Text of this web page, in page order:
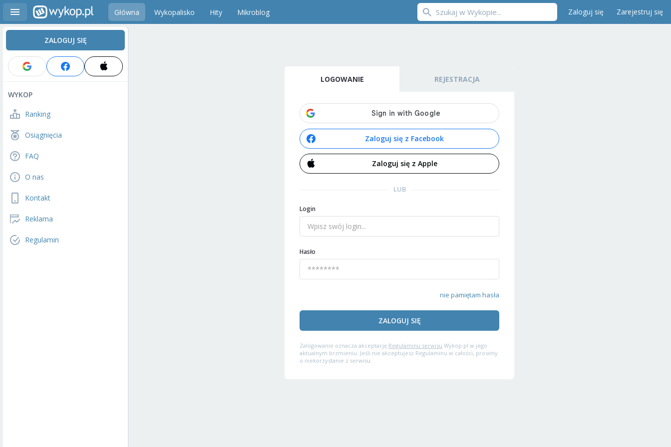
Główna Wykopalisko Hity Mikroblog Zaloguj się Zarejestruj się
ZALOGUJ SIĘ
WYKOP
Ranking
Osiągnięcia
FAQ
O nas
Kontakt
Reklama
Regulamin
LOGOWANIE REJESTRACJA
Zaloguj się z Facebook
Zaloguj się z Apple
LUB
Login
Hasło
nie pamiętam hasła
ZALOGUJ SIĘ
Zalogowanie oznacza akceptację Regulaminu serwisu Wykop.pl w jego
aktualnym brzmieniu. Jeśli nie akceptujesz Regulaminu w całości, prosimy
o niekorzystanie z serwisu.